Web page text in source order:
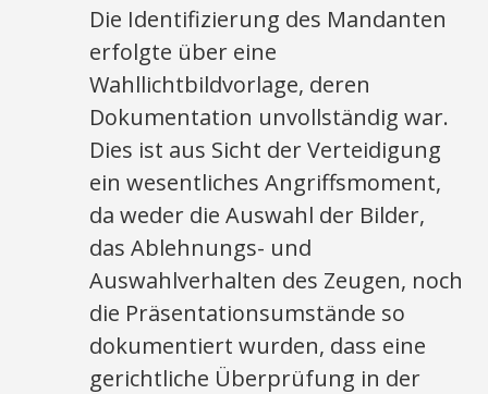
Die Identifizierung des Mandanten
erfolgte über eine
Wahllichtbildvorlage, deren
Dokumentation unvollständig war.
Dies ist aus Sicht der Verteidigung
ein wesentliches Angriffsmoment,
da weder die Auswahl der Bilder,
das Ablehnungs- und
Auswahlverhalten des Zeugen, noch
die Präsentationsumstände so
dokumentiert wurden, dass eine
gerichtliche Überprüfung in der